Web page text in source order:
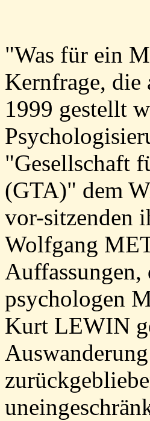
"Was für ein
Kernfrage, die
1999 gestellt
"Gesellschaft
(GTA)" dem
vor-sitzenden
Wolfgang
Auffassungen,
psychologen
Kurt LEWIN